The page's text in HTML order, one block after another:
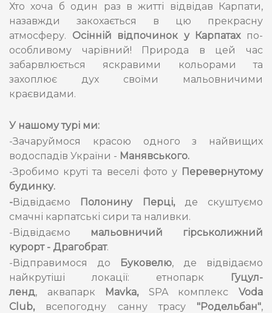
Хто хоча б один раз в житті відвідав Карпати,
назавжди закохається в цю прекрасну
атмосферу. Осінній відпочинок у Карпатахпо-
особливому чарівний! Природа в цей час
забарвлюється яскравими кольорами та
захоплює дух своїми мальовничими
краєвидами.
У нашому турі ми:
-Зачаруймося красою одного з найвищих
водоспадів України - Манявського.
-Зробимо круті та веселі фото у Перевернутому
будинку.
-Відвідаємо Полонину Перці,де скуштуємо
смачні карпатські сири та наливки.
-Відвідаємо мальовничий гірськолижний
курорт - Драгобрат.
-Відправимося до
Буковелю, де відвідаємо
найкрутіші локації: етнопарк
Гуцул-
ленд, аквапарк Mavka, SPA комплексVoda
Club, всепогодну санну трасу "Родельбан",